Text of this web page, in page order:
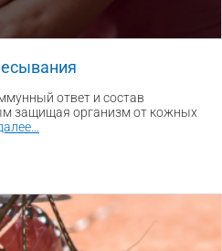
ответ и состав
защищая организм от кожных